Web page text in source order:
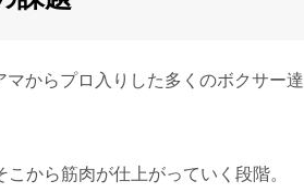
からプロ入りした多くのボクサー達
から筋肉が仕上がっていく段階。